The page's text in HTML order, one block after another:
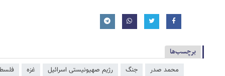
برچسب‌ها
محمد صدر جنگ رژیم صهیونیستی اسرائیل غزه